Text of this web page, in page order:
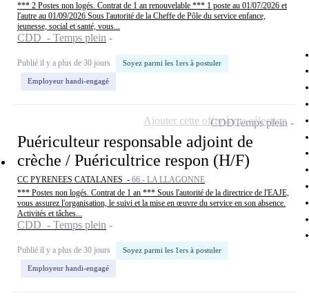
*** 2 Postes non logés. Contrat de 1 an renouvelable *** 1 poste au 01/07/2026 et
l'autre au 01/09/2026 Sous l'autorité de la Cheffe de Pôle du service enfance,
jeunesse, social et santé, vous...
CDD - Temps plein
Publié il y a plus de 30 jours Soyez parmi les 1ers à postuler
Employeur handi-engagé
Puériculteur responsable adjoint de
crèche / Puéricultrice respon (H/F)
CC PYRENEES CATALANES - 66 - LA LLAGONNE
*** Postes non logés. Contrat de 1 an *** Sous l'autorité de la directrice de l'EAJE,
vous assurez l'organisation, le suivi et la mise en œuvre du service en son absence.
Activités et tâches...
CDD - Temps plein
Publié il y a plus de 30 jours Soyez parmi les 1ers à postuler
Employeur handi-engagé
CDDTemps plein
Ajouter cette offre à ma sélection